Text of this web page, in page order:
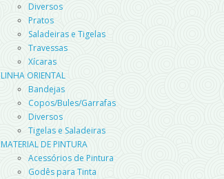
Diversos
Pratos
Saladeiras e Tigelas
Travessas
Xícaras
LINHA ORIENTAL
Bandejas
Copos/Bules/Garrafas
Diversos
Tigelas e Saladeiras
MATERIAL DE PINTURA
Acessórios de Pintura
Godês para Tinta